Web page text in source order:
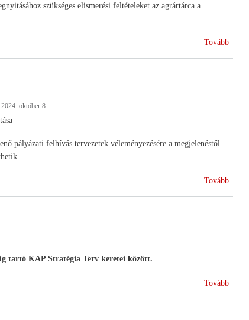
szükséges elismerési feltételeket az agrártárca a
Tovább
2024. október 8.
pályázati felhívás tervezetek véleményezésére a megjelenéstől
Tovább
tartó KAP Stratégia Terv keretei között.
Tovább